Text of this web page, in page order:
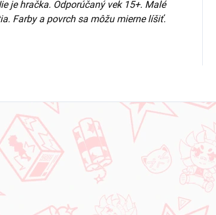
je hračka. Odporúčaný vek 15+. Malé
Farby a povrch sa môžu mierne líšiť.